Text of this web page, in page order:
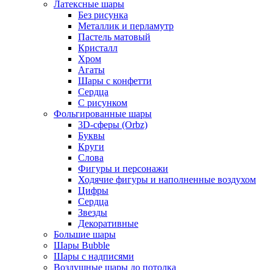
Латексные шары
Без рисунка
Металлик и перламутр
Пастель матовый
Кристалл
Хром
Агаты
Шары с конфетти
Сердца
С рисунком
Фольгированные шары
3D-сферы (Orbz)
Буквы
Круги
Слова
Фигуры и персонажи
Ходячие фигуры и наполненные воздухом
Цифры
Сердца
Звезды
Декоративные
Большие шары
Шары Bubble
Шары с надписями
Воздушные шары до потолка